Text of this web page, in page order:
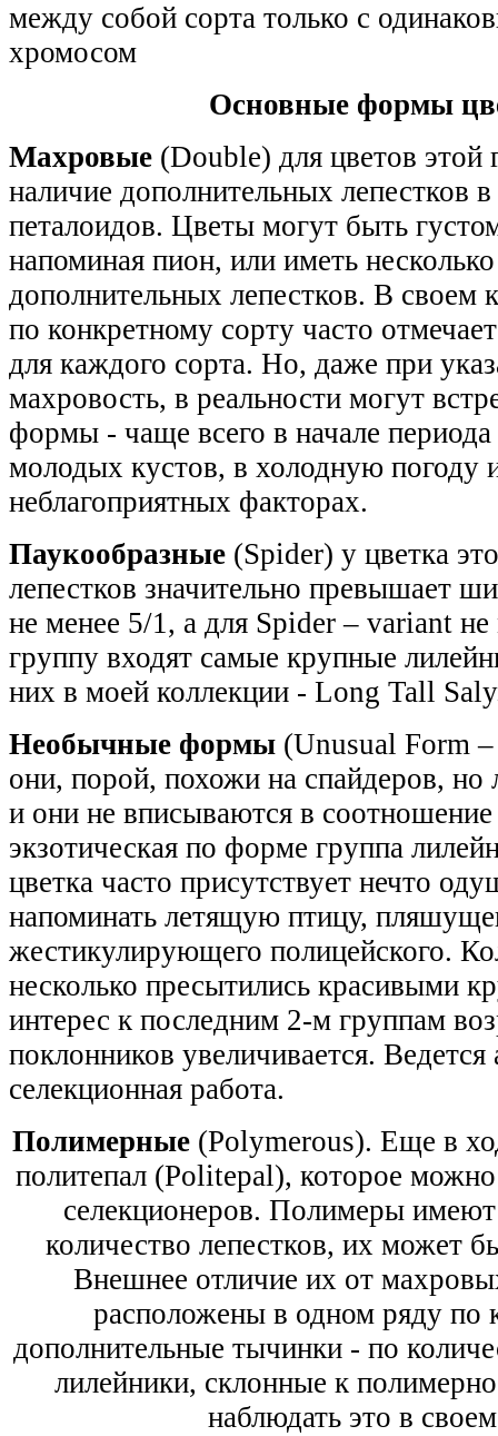
между собой сорта только с
хромосом
Основные формы
Махровые (Double) для цветов этой
наличие дополнительных лепестков
петалоидов. Цветы могут быть
напоминая пион, или иметь
дополнительных лепестков. В своем
по конкретному сорту часто
для каждого сорта. Но, даже при
махровость, в реальности могут
формы - чаще всего в начале периода
молодых кустов, в холодную погоду
неблагоприятных факторах.
Паукообразные (Spider) у цветка
лепестков значительно превышает
не менее 5/1, а для Spider – variant
группу входят самые крупные
них в моей коллекции - Long Tall
Необычные формы (Unusual Form
они, порой, похожи на спайдеров, но
и они не вписываются в
экзотическая по форме группа
цветка часто присутствует нечто
напоминать летящую птицу,
жестикулирующего полицейского.
несколько пресытились красивыми
интерес к последним 2-м группам
поклонников увеличивается. Ведется
селекционная работа.
Полимерные (Polymerous). Еще в
политепал (Politepal), которое можно
селекционеров. Полимеры
количество лепестков, их может
Внешнее отличие их от
расположены в одном ряду по
дополнительные тычинки - по
лилейники, склонные к
наблюдать это в